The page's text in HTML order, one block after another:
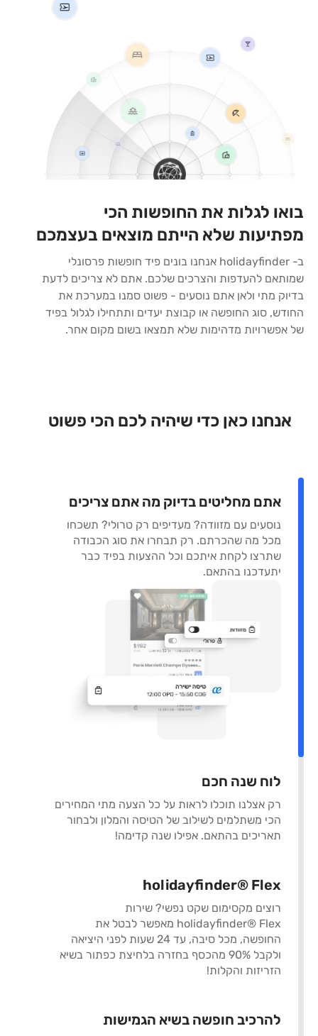
בואו לגלות את החופשות הכי
מפתיעות שלא הייתם מוצאים בעצמכם
ב- holidayfinder אנחנו בונים פיד חופשות פרסונלי
שמותאם להעדפות והצרכים שלכם. אתם לא צריכים לדעת
בדיוק מתי ולאן אתם נוסעים - פשוט סמנו במערכת את
החודש, סוג החופשה או קבוצת יעדים ותתחילו לגלול בפיד
של אפשרויות מדהימות שלא תמצאו בשום מקום אחר.
אנחנו כאן כדי שיהיה לכם הכי פשוט
אתם מחליטים בדיוק מה אתם צריכים
נוסעים עם מזוודה? מעדיפים רק טרולי? תשכחו
מכל מה שהכרתם. רק תבחרו את סוג הכבודה
שתרצו לקחת איתכם וכל ההצעות בפיד כבר
יתעדכנו בהתאם.
לוח שנה חכם
רק אצלנו תוכלו לראות על כל הצעה מתי המחירים
הכי משתלמים לשילוב של הטיסה והמלון ולבחור
תאריכים בהתאם. אפילו שנה קדימה!
holidayfinder® Flex
רוצים מקסימום שקט נפשי? שירות
holidayfinder® Flex מאפשר לבטל את
החופשה, מכל סיבה, עד 24 שעות לפני היציאה
ולקבל 90% מהכסף בחזרה בלחיצת כפתור בשיא
הזריזות והקלות!
להרכיב חופשה בשיא הגמישות